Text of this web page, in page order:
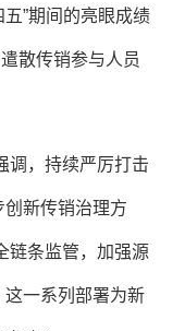
”期间的亮眼成绩
散传销参与人员
调，持续严厉打击
新传销治理方
链条监管，加强源
一系列部署为新